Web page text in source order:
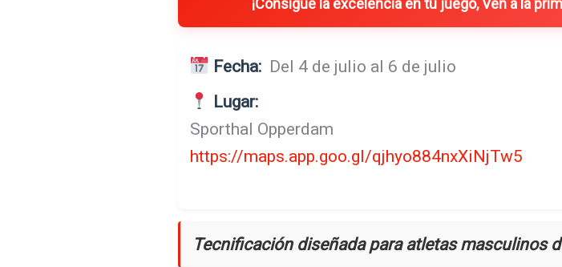
¡Consigue la excelencia en tu juego, Ven a la
Fecha: Del 4 de julio al 6 de julio
Lugar:
Sporthal Opperdam
https://maps.app.goo.gl/qjhyo884nxXiNjTw5
Tecnificación diseñada para atletas masculinos